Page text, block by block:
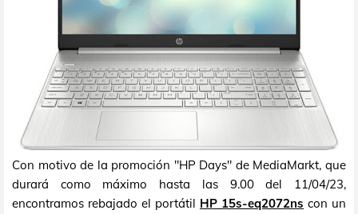
Con motivo de la promoción "HP Days" de MediaMarkt, que
durará como máximo hasta las 9.00 del 11/04/23,
encontramos rebajado el portátil HP 15s-eq2072ns con un